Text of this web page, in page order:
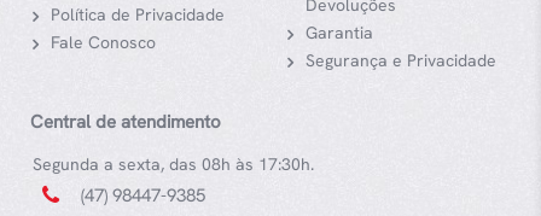
Política de Privacidade
Fale Conosco
Devoluções
Garantia
Segurança e Privacidade
Central de atendimento
Segunda a sexta, das 08h às 17:30h.
(47) 98447-9385